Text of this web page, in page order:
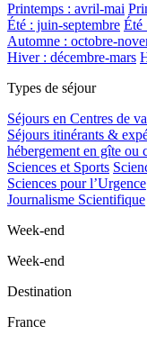
Printemps : avril-mai
Été : juin-septembre Été
Automne : octobre-
Hiver : décembre-mars
Types de séjour
Séjours en Centres de
Séjours itinérants &
hébergement en gîte ou
Sciences et Sports
Sciences pour l’Urgence
Journalisme Scientifique
Week-end
Week-end
Destination
France